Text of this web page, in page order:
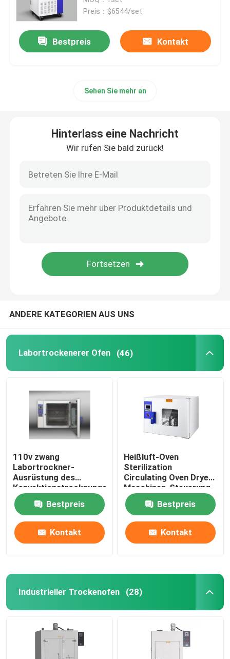
Temperatur-Feuchtigkeits-Kammer
Vakuumtrockenofen
Augenhöhlen-Shaker Incubator
Anaerober Inkubator
Umweltprüfkammern
Muffelofen
Preis：$6544/set
Bestpreis Kontakt
Sehen Sie mehr an
Hinterlass eine Nachricht
Wir rufen Sie bald zurück!
ANDERE KATEGORIEN AUS UNS
Labortrockenerer Ofen (46)
110v zwang
Labortrockner-
Ausrüstung des
Konvektionstrocknungs-
Ofen-60Hz
thermostatische
Bestpreis
Kontakt
Heißluft-Oven
Sterilization
Circulating Oven Dryer-
Maschinen-Steuerung
DHG
Bestpreis
Kontakt
Industrieller Trockenofen (28)